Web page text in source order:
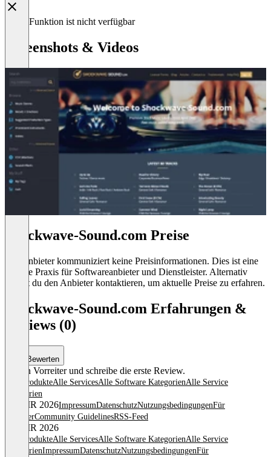
Diese Funktion ist nicht verfügbar
Screenshots & Videos
Shockwave-Sound.com Preise
Der Anbieter kommuniziert keine Preisinformationen. Dies ist eine
übliche Praxis für Softwareanbieter und Dienstleister. Alternativ
kannst du den Anbieter kontaktieren, um aktuelle Preise zu erfahren.
Shockwave-Sound.com Erfahrungen &
Reviews (0)
Bewerten
Sei ein Vorreiter und schreibe die erste Review.
Alle ProdukteAlle ServicesAlle Software KategorienAlle Service
Kategorien
© OMR 2026ImpressumDatenschutzNutzungsbedingungenFür
AnbieterCommunity GuidelinesRSS-Feed
© OMR 2026
Alle ProdukteAlle ServicesAlle Software KategorienAlle Service
KategorienImpressumDatenschutzNutzungsbedingungenFür